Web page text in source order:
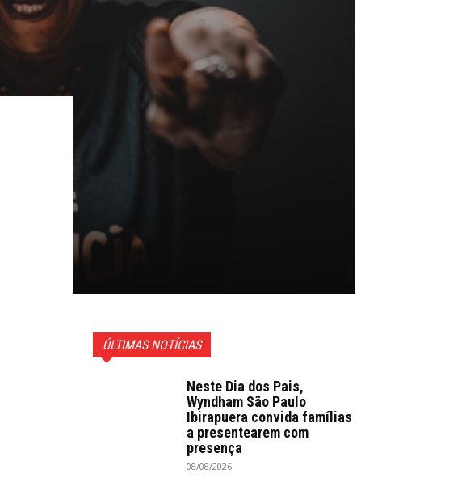
ÚLTIMAS NOTÍCIAS
Neste Dia dos Pais,
Wyndham São Paulo
Ibirapuera convida famílias
a presentearem com
presença
08/08/2026